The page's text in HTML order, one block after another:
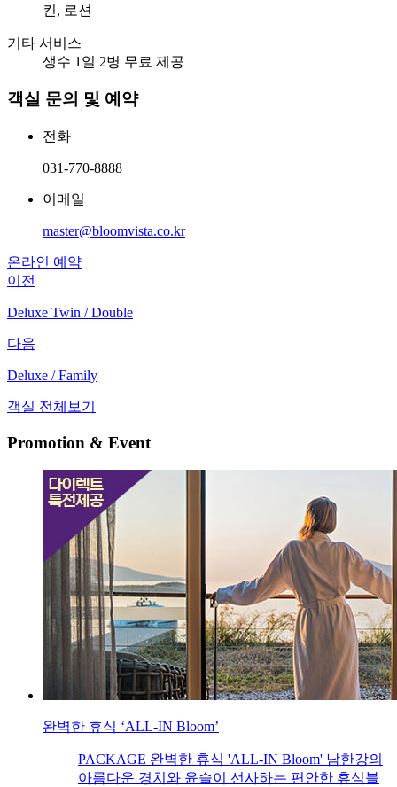
킨, 로션
기타 서비스
생수 1일 2병 무료 제공
객실 문의 및 예약
전화
031-770-8888
이메일
master@bloomvista.co.kr
온라인 예약
이전
Deluxe Twin / Double
다음
Deluxe / Family
객실 전체보기
Promotion & Event
완벽한 휴식 ‘ALL-IN Bloom’
PACKAGE 완벽한 휴식 'ALL-IN Bloom' 남한강의
아름다운 경치와 윤슬이 선사하는 편안한 휴식블